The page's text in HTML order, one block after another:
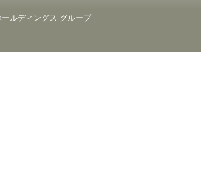
ールディングス グループ